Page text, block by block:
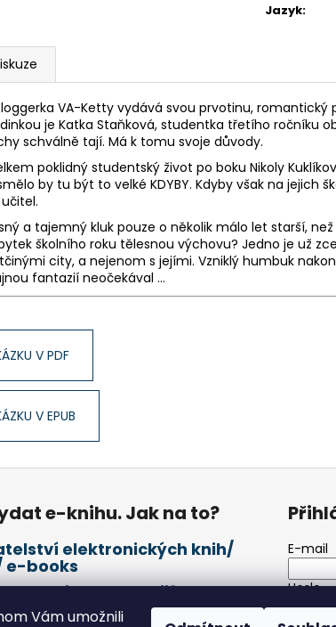
Vám umožnili
Jazyk:
VA-Ketty vydává svou prvotinu, romantický
je Katka Staňková, studentka třetího ročníku
schválně tají. Má k tomu svoje důvody.
poklidný studentský život po boku Nikoly
by tu být to velké KDYBY. Kdyby však na jejich
a tajemný kluk pouze o několik málo let starší,
školního roku tělesnou výchovu? Jedno je už
city, a nejenom s jejími. Vzniklý humbuk
fantazií neočekával …
V PDF
V EPUB
e-knihu. Jak na to?
elektronických knih/
e-books
e-kniha v prodeji?
vydání e-knihy
E-mail
Heslo